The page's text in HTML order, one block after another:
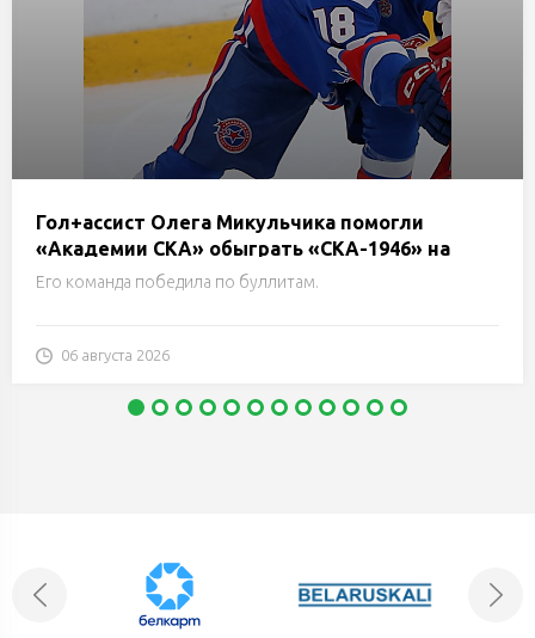
Гол+ассист Олега Микульчика помогли
«Академии СКА» обыграть «СКА-1946» на
турнире Н.Е.Маслова в Санкт-Петербурге
Его команда победила по буллитам.
06 августа 2026